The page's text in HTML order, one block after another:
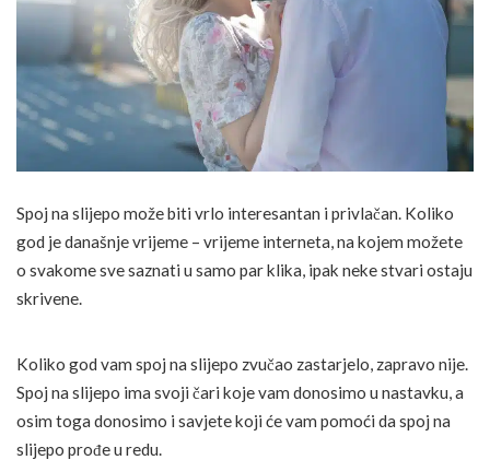
Spoj na slijepo može biti vrlo interesantan i privlačan. Koliko
god je današnje vrijeme – vrijeme interneta, na kojem možete
o svakome sve saznati u samo par klika, ipak neke stvari ostaju
skrivene.
Koliko god vam spoj na slijepo zvučao zastarjelo, zapravo nije.
Spoj na slijepo ima svoji čari koje vam donosimo u nastavku, a
osim toga donosimo i savjete koji će vam pomoći da spoj na
slijepo prođe u redu.